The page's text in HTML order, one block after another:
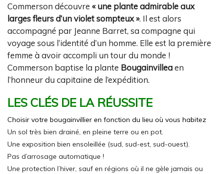
Commerson découvre « une plante admirable aux
larges fleurs d’un violet sompteux ». Il est alors
accompagné par Jeanne Barret, sa compagne qui
voyage sous l’identité d’un homme. Elle est la première
femme à avoir accompli un tour du monde !
Commerson baptise la plante Bougainvilleaen
l’honneur du capitaine de l’expédition.
LES CLÉS DE LA RÉUSSITE
Choisir votre bougainvillier en fonction du lieu où vous habitez
Un sol très bien drainé, en pleine terre ou en pot.
Une exposition bien ensoleillée (sud, sud-est, sud-ouest).
Pas d’arrosage automatique !
Une protection l’hiver, sauf en régions où il ne gèle jamais ou